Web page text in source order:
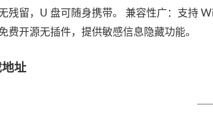
残留，U 盘可随身携带。 兼容性广：支持
费开源无插件，提供敏感信息隐藏功能。
地址